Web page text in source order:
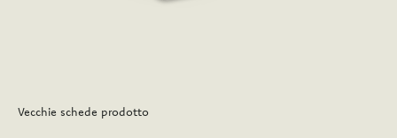
Vecchie schede prodotto